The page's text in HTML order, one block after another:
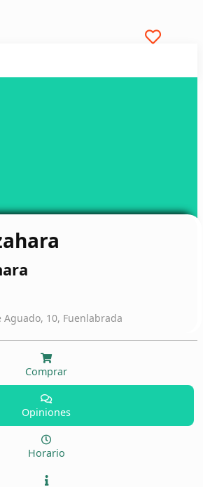
Aguado, 10, Fuenlabrada
Comprar
Opiniones
Horario